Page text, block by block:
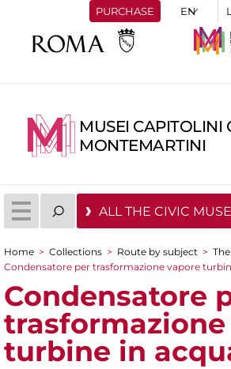
PURCHASE
MUSEI CAPITOLINI
MONTEMARTINI
ALL THE CIVIC
You are here
Home > Collections > Route by subject >
Condensatore per trasformazione vapore
Condensatore
trasformazione
turbine in